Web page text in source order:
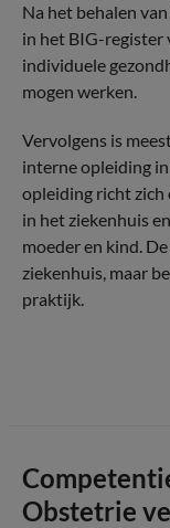
Na het behalen
in het BIG-register
individuele
mogen werken.
Vervolgens is
interne opleiding
opleiding richt zich
in het ziekenhuis
moeder en kind.
ziekenhuis, maar
praktijk.
Obstetrie